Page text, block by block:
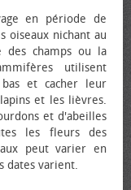
en période de
oiseaux nichant au
des champs ou la
utilisent
et cacher leur
et les lièvres.
et d'abeilles
les fleurs des
peut varier en
dates varient.